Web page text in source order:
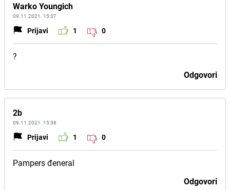
Warko Youngich
09.11.2021. 15:37
Prijavi 1 0
?
Odgovori
2b
09.11.2021. 15:38
Prijavi 1 0
Pampers đeneral
Odgovori